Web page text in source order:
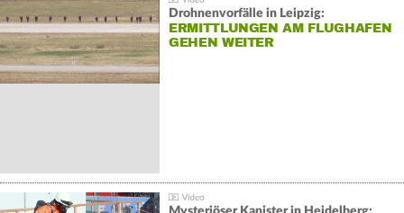
Drohnenvorfälle in Leipzig:
ERMITTLUNGEN AM FLUGHAFEN
GEHEN WEITER